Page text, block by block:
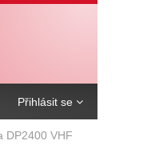
DP2400 VHF
Přihlásit se